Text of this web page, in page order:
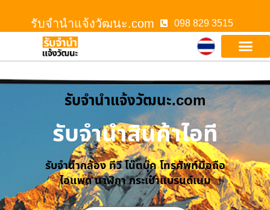
รับจํานําแจ้งวัฒนะ.com 098 829 3515
รับจํานําแจ้งวัฒนะ.com
รับจำนำสินค้าไอที
รับจำนำกล้อง ทีวี โน๊ตบุ๊ค โทรศัพท์มือถือ
ไอแพด นาฬิกา กระเป๋าแบรนด์เนม